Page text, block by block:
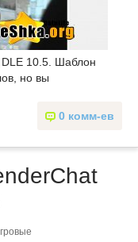
10.5. Шаблон
но вы
0 комм-ев